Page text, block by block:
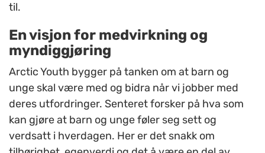
til.
En visjon for medvirkning og
myndiggjøring
Arctic Youth bygger på tanken om at barn og
unge skal være med og bidra når vi jobber med
deres utfordringer. Senteret forsker på hva som
kan gjøre at barn og unge føler seg sett og
verdsatt i hverdagen. Her er det snakk om